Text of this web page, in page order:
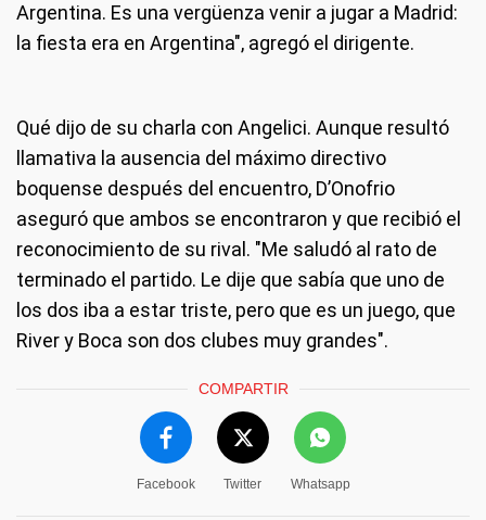
Argentina. Es una vergüenza venir a jugar a Madrid:
la fiesta era en Argentina", agregó el dirigente.
Qué dijo de su charla con Angelici. Aunque resultó
llamativa la ausencia del máximo directivo
boquense después del encuentro, D’Onofrio
aseguró que ambos se encontraron y que recibió el
reconocimiento de su rival. "Me saludó al rato de
terminado el partido. Le dije que sabía que uno de
los dos iba a estar triste, pero que es un juego, que
River y Boca son dos clubes muy grandes".
COMPARTIR
Facebook Twitter Whatsapp